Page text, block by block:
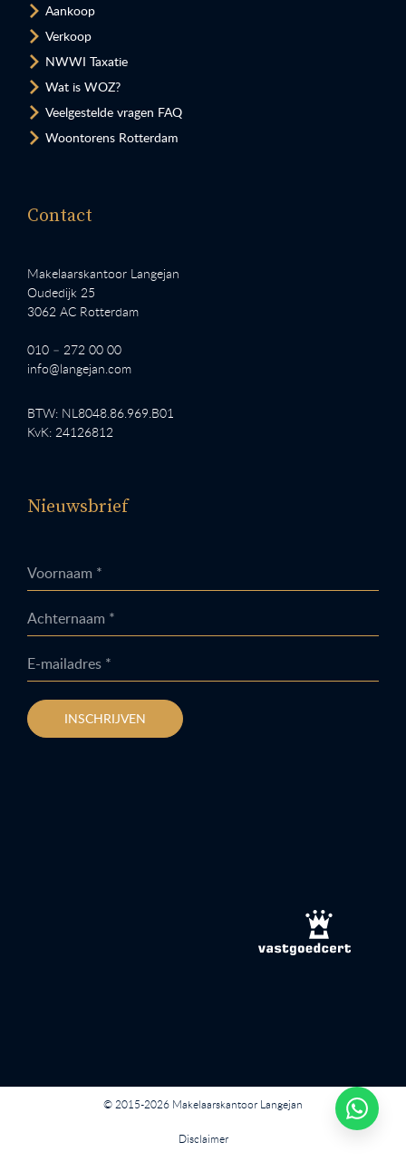
Aankoop
Verkoop
NWWI Taxatie
Wat is WOZ?
Veelgestelde vragen FAQ
Woontorens Rotterdam
Contact
Makelaarskantoor Langejan
Oudedijk 25
3062 AC Rotterdam
010 – 272 00 00
info@langejan.com
BTW: NL8048.86.969.B01
KvK: 24126812
Nieuwsbrief
Voornaam *
Achternaam *
E-mailadres *
INSCHRIJVEN
© 2015-2026 Makelaarskantoor Langejan
Disclaimer